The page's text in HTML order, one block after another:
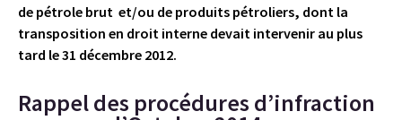
de pétrole brut et/ou de produits pétroliers, dont la
transposition en droit interne devait intervenir au plus
tard le 31 décembre 2012.
Rappel des procédures d’infraction